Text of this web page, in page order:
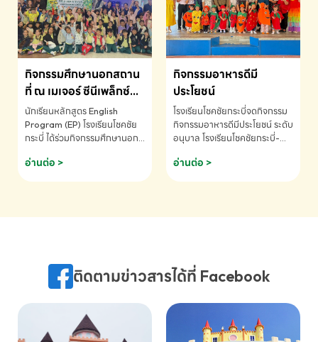
MATHEMATICS AND
MENTAL ARITHMETIC
COMPETITION 2026 - ถ้วย
รางวัลรองชนะเลิศอันดับที่ 2
Mental Arithmetic
Competition K2 - ถ้วยรางวัล
รองชนะเลิศอันดับที่ 2 Mental
K2(Grop) โรงเรียนโชคชัยกระบี่-
สอบถามข้อมูลเพิ่มเติม โทร.
075-691910
กิจกรรมศึกษานอกสถาน
ที่ ณ เมเจอร์ ซีนีเพล็กซ์
ระดับประถมศึกษา (EP.1-
6)
นักเรียนหลักสูตร English
Program (EP) โรงเรียนโชคชัย
กระบี่ ได้ร่วมกิจกรรมศึกษานอก
ชมภาพยนตร์ Toy Story 5
(Soundtrack)เพื่อเสริมทักษะ
ภาษา ผ่านประสบการณ์การเรียนรู้
075-691910
อ่านต่อ >
กิจกรรมอาหารดีมี
ประโยชน์
โรงเรียนโชคชัยกระบี่จดกิจกรรม
กิจกรรมอาหารดีมีประโยชน์ ระดับ
อนุบาล โรงเรียนโชคชัยกระบี่-
075-691910
อ่านต่อ >
ติดตามข่าวสารได้ที่ Facebook